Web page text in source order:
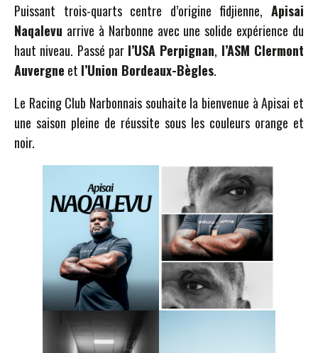
Puissant trois-quarts centre d’origine fidjienne, Apisai
Naqalevu arrive à Narbonne avec une solide expérience du
haut niveau. Passé par l’USA Perpignan, l’ASM Clermont
Auvergne et l’Union Bordeaux-Bègles.
Le Racing Club Narbonnais souhaite la bienvenue à Apisai et
une saison pleine de réussite sous les couleurs orange et
noir.